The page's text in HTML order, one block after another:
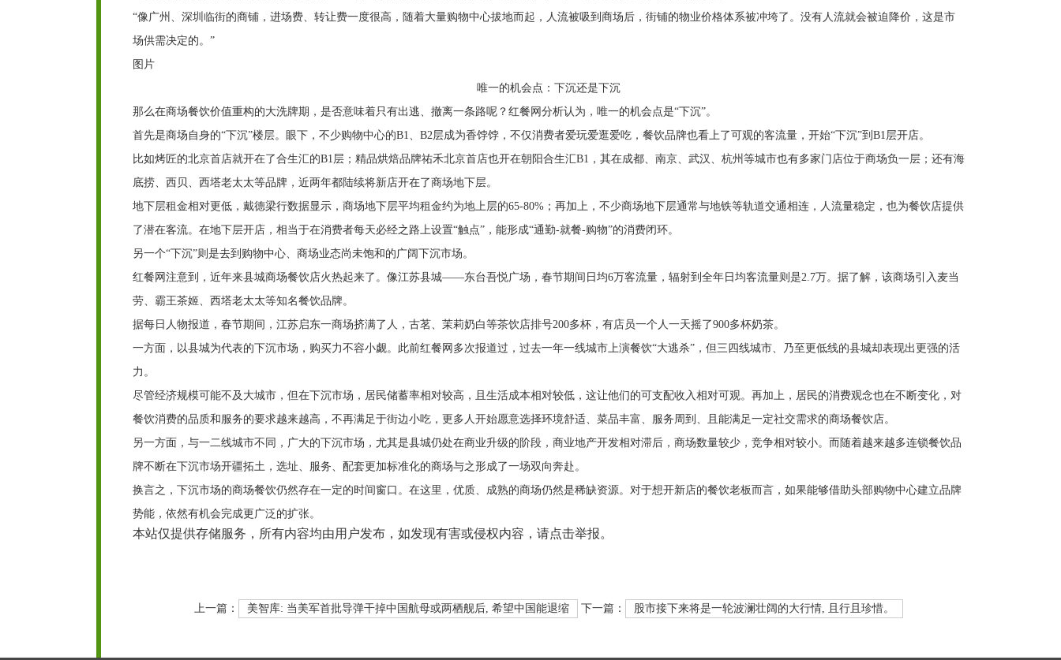
“像广州、深圳临街的商铺，进场费、转让费一度很高，随着大量购物中心拔地而起，人流被吸到商场后，街铺的物业价格体系被冲垮了。没有人流就会被迫降价，这是市
场供需决定的。”
图片
唯一的机会点：下沉还是下沉
那么在商场餐饮价值重构的大洗牌期，是否意味着只有出逃、撤离一条路呢？红餐网分析认为，唯一的机会点是“下沉”。
首先是商场自身的“下沉”楼层。眼下，不少购物中心的B1、B2层成为香饽饽，不仅消费者爱玩爱逛爱吃，餐饮品牌也看上了可观的客流量，开始“下沉”到B1层开店。
比如烤匠的北京首店就开在了合生汇的B1层；精品烘焙品牌祐禾北京首店也开在朝阳合生汇B1，其在成都、南京、武汉、杭州等城市也有多家门店位于商场负一层；还有海
底捞、西贝、西塔老太太等品牌，近两年都陆续将新店开在了商场地下层。
地下层租金相对更低，戴德梁行数据显示，商场地下层平均租金约为地上层的65-80%；再加上，不少商场地下层通常与地铁等轨道交通相连，人流量稳定，也为餐饮店提供
了潜在客流。在地下层开店，相当于在消费者每天必经之路上设置“触点”，能形成“通勤-就餐-购物”的消费闭环。
另一个“下沉”则是去到购物中心、商场业态尚未饱和的广阔下沉市场。
红餐网注意到，近年来县城商场餐饮店火热起来了。像江苏县城——东台吾悦广场，春节期间日均6万客流量，辐射到全年日均客流量则是2.7万。据了解，该商场引入麦当
劳、霸王茶姬、西塔老太太等知名餐饮品牌。
据每日人物报道，春节期间，江苏启东一商场挤满了人，古茗、茉莉奶白等茶饮店排号200多杯，有店员一个人一天摇了900多杯奶茶。
一方面，以县城为代表的下沉市场，购买力不容小觑。此前红餐网多次报道过，过去一年一线城市上演餐饮“大逃杀”，但三四线城市、乃至更低线的县城却表现出更强的活
力。
尽管经济规模可能不及大城市，但在下沉市场，居民储蓄率相对较高，且生活成本相对较低，这让他们的可支配收入相对可观。再加上，居民的消费观念也在不断变化，对
餐饮消费的品质和服务的要求越来越高，不再满足于街边小吃，更多人开始愿意选择环境舒适、菜品丰富、服务周到、且能满足一定社交需求的商场餐饮店。
另一方面，与一二线城市不同，广大的下沉市场，尤其是县城仍处在商业升级的阶段，商业地产开发相对滞后，商场数量较少，竞争相对较小。而随着越来越多连锁餐饮品
牌不断在下沉市场开疆拓土，选址、服务、配套更加标准化的商场与之形成了一场双向奔赴。
换言之，下沉市场的商场餐饮仍然存在一定的时间窗口。在这里，优质、成熟的商场仍然是稀缺资源。对于想开新店的餐饮老板而言，如果能够借助头部购物中心建立品牌
势能，依然有机会完成更广泛的扩张。
本站仅提供存储服务，所有内容均由用户发布，如发现有害或侵权内容，请点击举报。
上一篇： 美智库: 当美军首批导弹干掉中国航母或两栖舰后, 希望中国能退缩 下一篇： 股市接下来将是一轮波澜壮阔的大行情, 且行且珍惜。